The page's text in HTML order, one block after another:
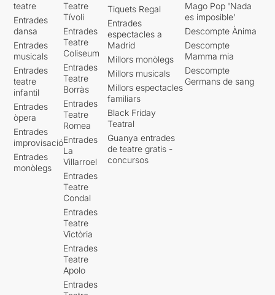
teatre
Entrades
dansa
Entrades
musicals
Entrades
teatre
infantil
Entrades
òpera
Entrades
improvisació
Entrades
monòlegs
Teatre
Tívoli
Entrades
Teatre
Coliseum
Entrades
Teatre
Borràs
Entrades
Teatre
Romea
Entrades
La
Villarroel
Entrades
Teatre
Condal
Entrades
Teatre
Victòria
Entrades
Teatre
Apolo
Entrades
Tiquets Regal
Entrades
espectacles a
Madrid
Millors monòlegs
Millors musicals
Millors espectacles
familiars
Black Friday
Teatral
Guanya entrades
de teatre gratis -
concursos
Mago Pop 'Nada
es imposible'
Descompte Ànima
Descompte
Mamma mia
Descompte
Germans de sang